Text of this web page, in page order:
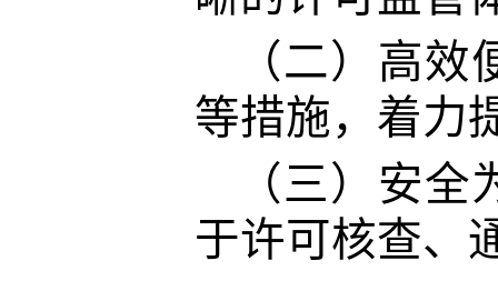
（二） 高效
等措施，着力
（三） 安全
于许可核查、